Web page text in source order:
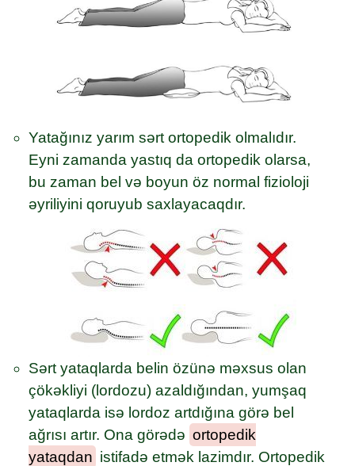
Yatağınız yarım sərt ortopedik olmalıdır.
Eyni zamanda yastıq da ortopedik olarsa,
bu zaman bel və boyun öz normal fizioloji
əyriliyini qoruyub saxlayacaqdır.
Sərt yataqlarda belin özünə məxsus olan
çökəkliyi (lordozu) azaldığından, yumşaq
yataqlarda isə lordoz artdığına görə bel
ağrısı artır. Ona görədə ortopedik
yataqdan istifadə etmək lazimdır. Ortopedik